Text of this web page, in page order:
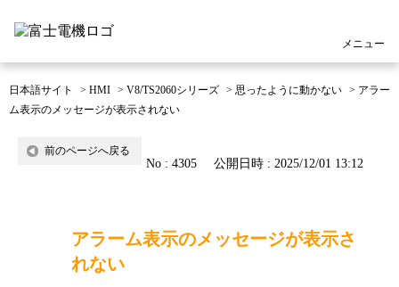
メニュー
日本語サイト > HMI > V8/TS2060シリーズ > 思ったように動かない > アラー
ム表示のメッセージが表示されない
前のページへ戻る
No : 4305 公開日時 : 2025/12/01 13:12
アラーム表示のメッセージが表示さ
れない